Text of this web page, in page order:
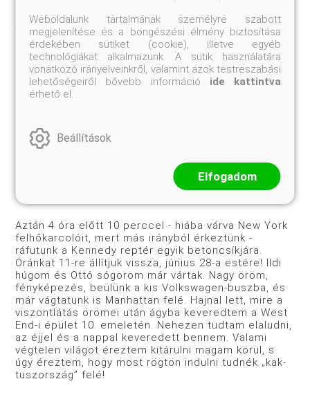
előttünk - nem, ez még nem New York - kis
települések, vagy tán Boston előváro­sai?
Luxemburg-New York
Aztán 4 óra előtt 10 perccel - hiába várva New York
felhő­karcolóit, mert más irányból érkeztünk -
ráfutunk a Kennedy ­reptér egyik betoncsíkjára.
Óránkat 11-re állítjuk vissza, június 28-a estére! Ildi
húgom és Ottó sógorom már vártak. Nagy öröm,
fényképezés, beülünk a kis Volkswagen-buszba, és
már vágtatunk is Manhattan felé. Hajnal lett, mire a
viszont­látás örömei után ágyba keveredtem a West
End-i épület 10. emeletén. Nehezen tudtam elaludni,
az éjjel és a nappal kevere­dett bennem. Valami
végtelen világot éreztem kitárulni magam körül, s
úgy éreztem, hogy most rögtön indulni tudnék „kak­
tuszország” felé!
Weboldalunk tartalmának személyre szabott
megjelenítése és a böngészési élmény biztosítása
érdekében sütiket (cookie), illetve egyéb
technológiákat alkalmazunk. A sütik használatára
vonatkozó irányelveinkről, valamint azok testreszabási
lehetőségeiről bővebb információ ide kattintva
érhető el.
Beállítások
Elfogadom